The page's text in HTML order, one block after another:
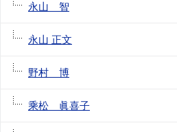
永山 智
永山 正文
野村 博
乘松 眞喜子